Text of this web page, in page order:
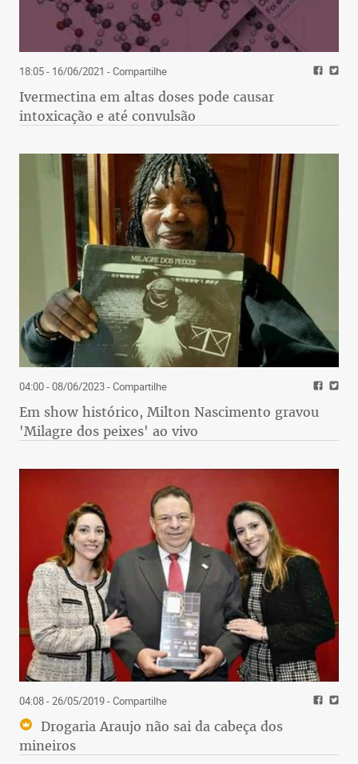
18:05 - 16/06/2021 - Compartilhe
Ivermectina em altas doses pode causar
intoxicação e até convulsão
04:00 - 08/06/2023- Compartilhe
Em show histórico, Milton Nascimento gravou
'Milagre dos peixes' ao vivo
04:08 - 26/05/2019- Compartilhe
Drogaria Araujo não sai da cabeça dos
mineiros